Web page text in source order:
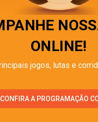
ONLINE!
jogos, lutas e
CONFIRA A PROGRAMAÇÃO